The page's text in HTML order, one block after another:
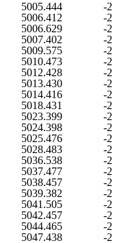
5005.444
5006.412
5006.629
5007.402
5009.575
5010.473
5012.428
5013.430
5014.416
5018.431
5023.399
5024.398
5025.476
5028.483
5036.538
5037.477
5038.457
5039.382
5041.505
5042.457
5044.465
5047.438
-
-
-
-
-
-
-
-
-
-
-
-
-
-
-
-
-
-
-
-
-
-